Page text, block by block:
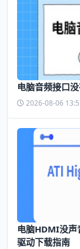
电脑音频接口
2026-08-06
电脑HDMI没
驱动下载指南